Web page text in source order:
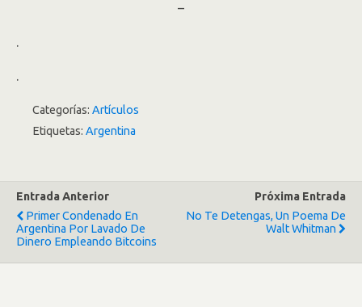
–
.
.
Categorías: Artículos
Etiquetas: Argentina
Entrada Anterior
Primer Condenado En
Argentina Por Lavado De
Dinero Empleando Bitcoins
Próxima Entrada
No Te Detengas, Un Poema De
Walt Whitman